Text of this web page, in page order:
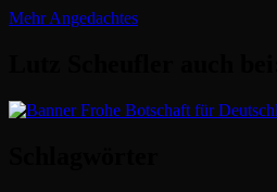
Mehr Angedachtes